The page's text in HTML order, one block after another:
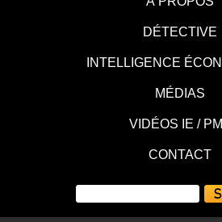
DÉTECTIVE
INTELLIGENCE
MÉDIAS
VIDÉOS IE /
CONTACT